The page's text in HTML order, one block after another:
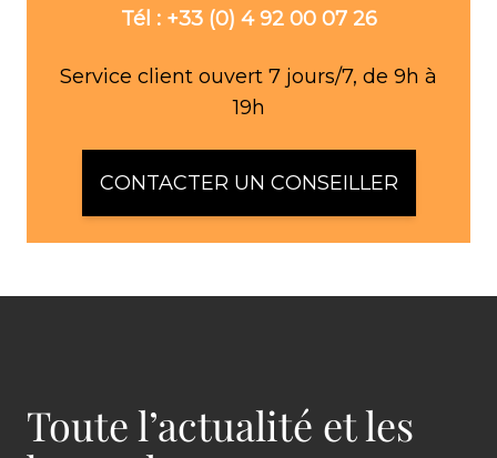
Tél : +33 (0) 4 92 00 07 26
Service client ouvert 7 jours/7, de 9h à
19h
CONTACTER UN CONSEILLER
Toute l’actualité et les